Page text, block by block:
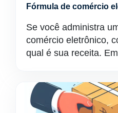
Fórmula de comércio
Se você administra
comércio eletrônico,
qual é sua receita.